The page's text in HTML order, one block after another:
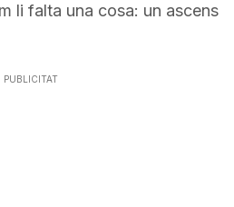
li falta una cosa: un ascens
PUBLICITAT